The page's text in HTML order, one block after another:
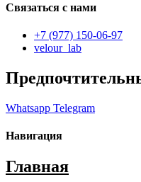
Связаться с нами
+7 (977) 150-06-97
velour_lab
Whatsapp Telegram
Навигация
Главная